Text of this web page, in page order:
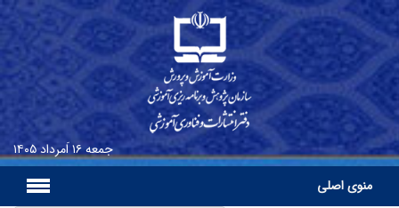
جمعه۱۶ اَمرداد ۱۴۰۵
منوی اصلی